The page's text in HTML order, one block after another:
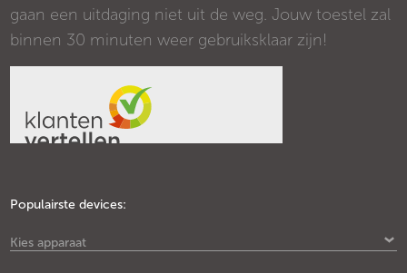
gaan een uitdaging niet uit de weg. Jouw toestel zal
binnen 30 minuten weer gebruiksklaar zijn!
Populairste devices:
Kies apparaat